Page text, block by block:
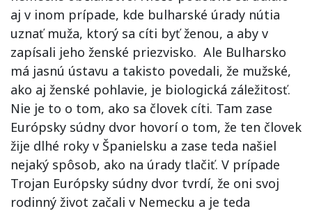
aj v inom prípade, kde bulharské úrady nútia
uznať muža, ktorý sa cíti byť ženou, a aby v
zapísali jeho ženské priezvisko. Ale Bulharsko
má jasnú ústavu a takisto povedali, že mužské,
ako aj ženské pohlavie, je biologická záležitosť.
Nie je to o tom, ako sa človek cíti. Tam zase
Európsky súdny dvor hovorí o tom, že ten človek
žije dlhé roky v Španielsku a zase teda našiel
nejaký spôsob, ako na úrady tlačiť. V prípade
Trojan Európsky súdny dvor tvrdí, že oni svoj
rodinný život začali v Nemecku a je teda